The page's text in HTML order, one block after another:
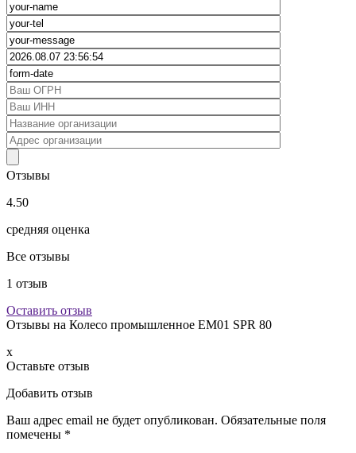
Отзывы
4.50
средняя оценка
Все отзывы
1 отзыв
Оставить отзыв
Отзывы на Колесо промышленное EM01 SPR 80
x
Оставьте отзыв
Добавить отзыв
Ваш адрес email не будет опубликован. Обязательные поля
помечены *